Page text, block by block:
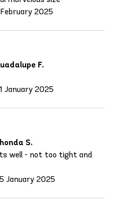
2025
F.
January 2025
S.
well - not too tight and
January 2025